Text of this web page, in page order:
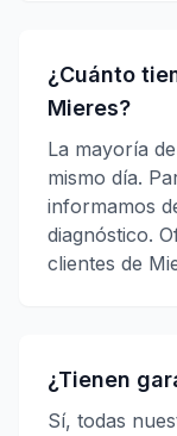
¿Cuánto
Mieres?
La mayoría
mismo día.
informamos
diagnóstico.
clientes de
¿Tienen
Sí, todas